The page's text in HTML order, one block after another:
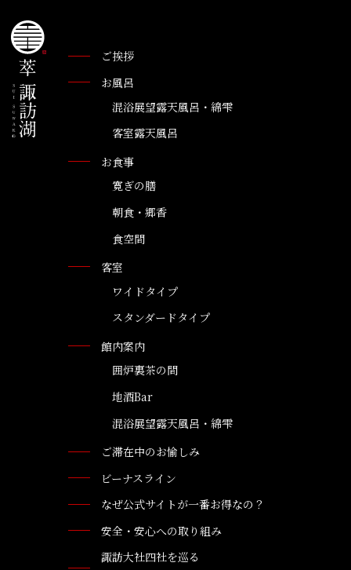
ご挨拶
お風呂
混浴展望露天風呂・綿雫
客室露天風呂
お食事
寛ぎの膳
朝食・郷香
食空間
客室
ワイドタイプ
スタンダードタイプ
館内案内
囲炉裏茶の間
地酒Bar
混浴展望露天風呂・綿雫
ご滞在中のお愉しみ
ビーナスライン
なぜ公式サイトが一番お得なの？
安全・安心への取り組み
諏訪大社四社を巡る